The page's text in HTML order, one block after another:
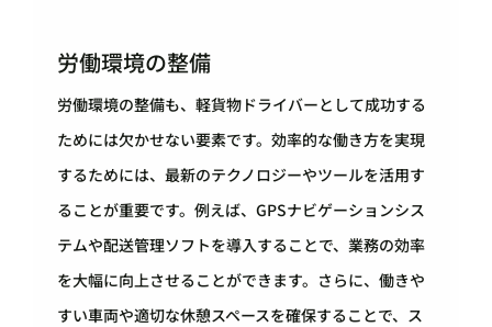
労働環境の整備
労働環境の整備も、軽貨物ドライバーとして成功する
ためには欠かせない要素です。効率的な働き方を実現
するためには、最新のテクノロジーやツールを活用す
ることが重要です。例えば、GPSナビゲーションシス
テムや配送管理ソフトを導入することで、業務の効率
を大幅に向上させることができます。さらに、働きや
すい車両や適切な休憩スペースを確保することで、ス